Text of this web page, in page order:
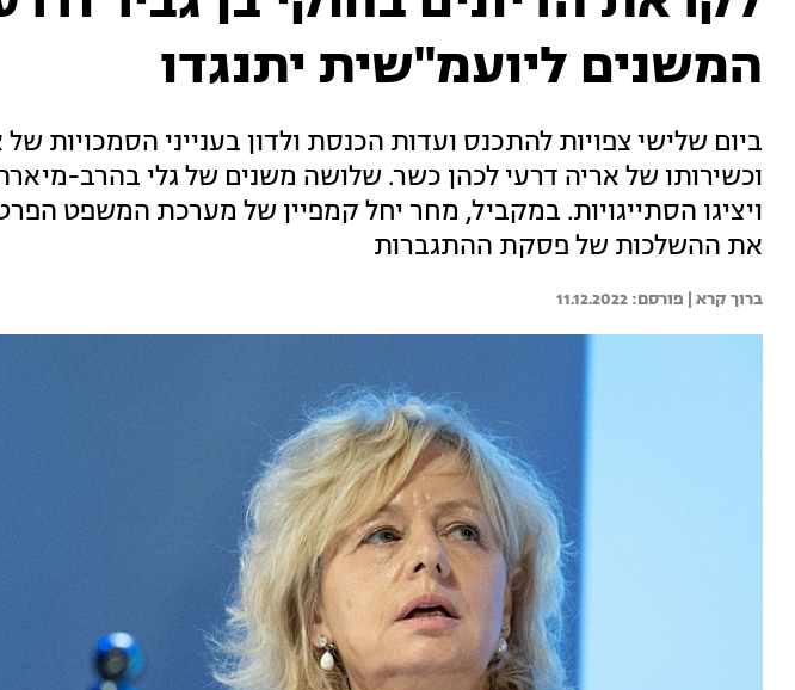
המשנים ליועמ"שית יתנגדו
ביום שלישי צפויות להתכנס ועדות הכנסת ולדון בענייני הסמכויות
וכשירותו של אריה דרעי לכהן כשר. שלושה משנים של גלי בהרב-מיארה
ויציגו הסתייגויות. במקביל, מחר יחל קמפיין של מערכת המשפט
את ההשלכות של פסקת ההתגברות
ברוך קרא | 11.12.2022